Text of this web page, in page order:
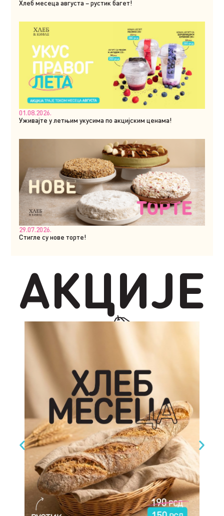
Хлеб месеца августа – рустик багет!
01.08.2026.
Уживајте у летњим укусима по акцијским ценама!
29.07.2026.
Стигле су нове торте!
АКЦИЈЕ